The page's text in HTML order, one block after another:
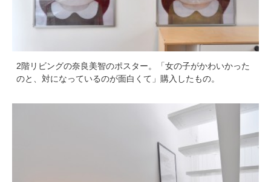
2階リビングの奈良美智のポスター。「女の子がかわいかった
のと、対になっているのが面白くて」購入したもの。